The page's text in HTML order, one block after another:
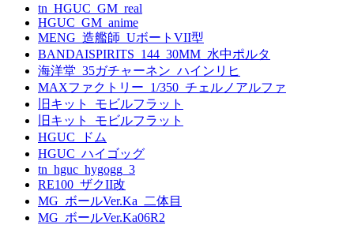
tn_HGUC_GM_real
HGUC_GM_anime
MENG_造艦師_UボートVII型
BANDAISPIRITS_144_30MM_水中ポルタ
海洋堂_35ガチャーネン_ハインリヒ
MAXファクトリー_1/350_チェルノアルファ
旧キット_モビルフラット
旧キット_モビルフラット
HGUC_ドム
HGUC_ハイゴッグ
tn_hguc_hygogg_3
RE100_ザクII改
MG_ボールVer.Ka_二体目
MG_ボールVer.Ka06R2